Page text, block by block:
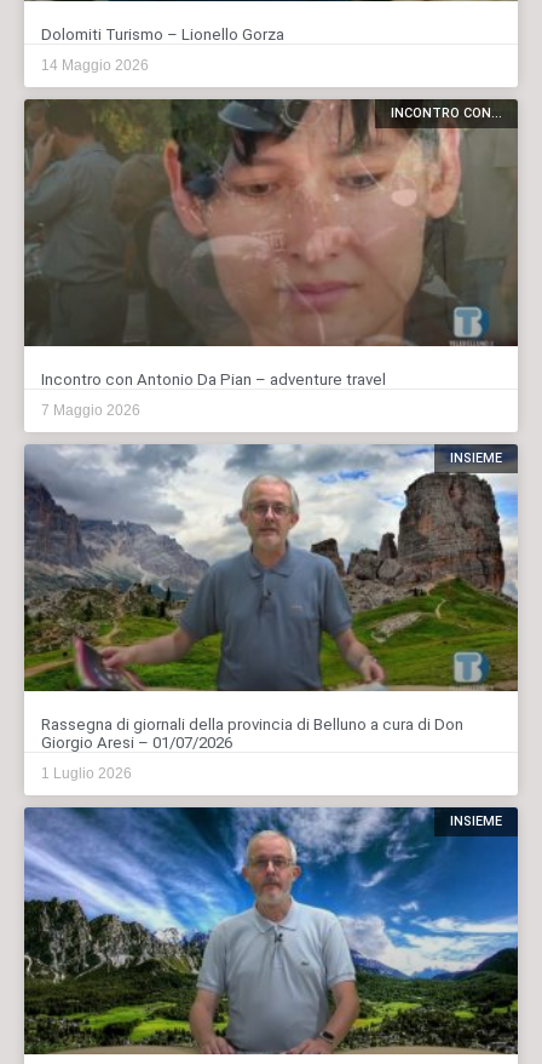
Dolomiti Turismo – Lionello Gorza
14 Maggio 2026
INCONTRO CON...
Incontro con Antonio Da Pian – adventure travel
7 Maggio 2026
INSIEME
Rassegna di giornali della provincia di Belluno a cura di Don
Giorgio Aresi – 01/07/2026
1 Luglio 2026
INSIEME